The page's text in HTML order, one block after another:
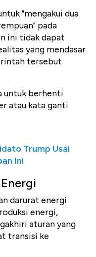
"mengakui dua
pada
ini tidak dapat
yang mendasar
tersebut
untuk berhenti
atau kata ganti
Trump Usai
Ini
darurat energi
energi,
aturan yang
transisi ke